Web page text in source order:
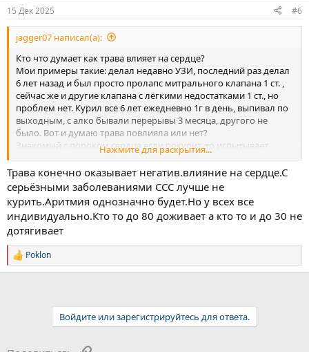
15 Дек 2025 #6
jagger07 написал(а):
Кто что думает как трава влияет на сердце?
Мои примеры такие: делал недавно УЗИ, последний раз делал
6 лет назад и был просто пролапс митрального клапана 1 ст. ,
сейчас же и другие клапана с лёгкими недостатками 1 ст., но
проблем нет. Курил все 6 лет ежедневно 1г в день, выпивал по
выходным, с алко бывали перерывы 3 месяца, другого не
было. Вот и думаю трава повлияла или нет?
Знакомый с пороком сердца если покурит, то испытывает
Из известных Децл умер от недостаточности, и пару чёрных
знаю, что умерли в возрасте 30 лет по той же причине. Из этого
делаю вывод, что трава не то что влияет, а прям таки убивает
сердечно-сосудистую, алкаши и то по 50-60 лет живут, а тут на
травке в 30-35 умирают или просто совпадение?)
С другой стороны всякие Снуп доги и индейцы которые и в 50+
лет живы при ежедневном употреблении.
Темы такой на форуме не видел, решил поднять)
Кто что думает по этому поводу?
Нажмите для раскрытия...
Трава конечно оказывает негатив.влияние на сердце.С
серьёзными заболеваниями ССС лучше не
курить.Аритмия однозначно будет.Но у всех все
индивидуально.Кто то до 80 доживает а кто то и до 30 не
дотягивает
Р
е
Poklon
Войдите или зарегистрируйтесь для ответа.